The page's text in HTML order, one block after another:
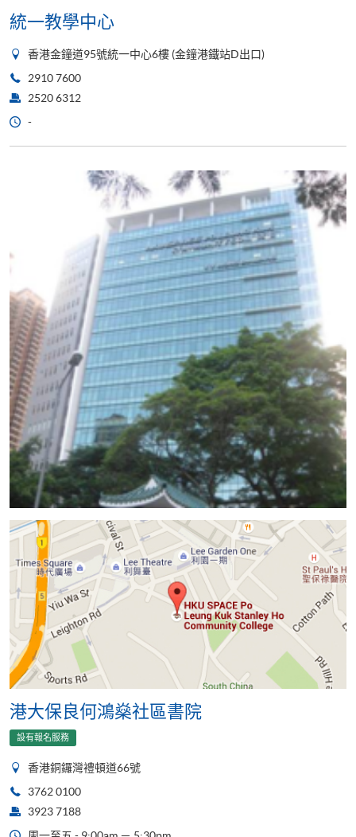
統一教學中心
香港金鐘道95號統一中心6樓 (金鐘港鐵站D出口)
2910 7600
2520 6312
-
港大保良何鴻燊社區書院
設有報名服務
香港銅鑼灣禮頓道66號
3762 0100
3923 7188